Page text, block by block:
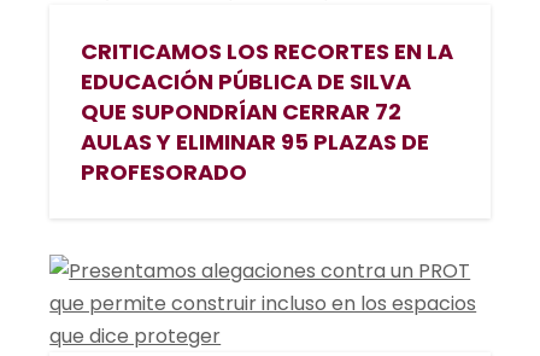
CRITICAMOS LOS RECORTES EN LA
EDUCACIÓN PÚBLICA DE SILVA
QUE SUPONDRÍAN CERRAR 72
AULAS Y ELIMINAR 95 PLAZAS DE
PROFESORADO